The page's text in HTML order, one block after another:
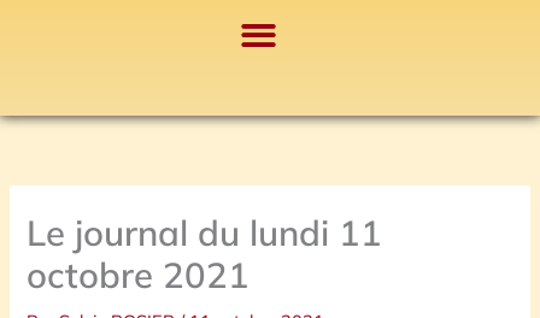
Le journal du lundi 11
octobre 2021